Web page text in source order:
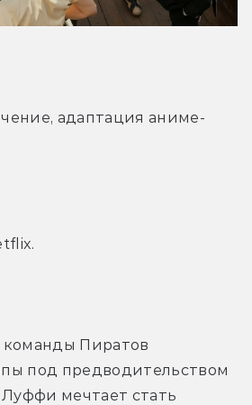
адаптация аниме-
Пиратов
под предводительством
мечтает стать